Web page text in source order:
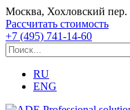
Москва, Хохловский пер.
Рассчитать стоимость
+7 (495) 741-14-60
RU
ENG